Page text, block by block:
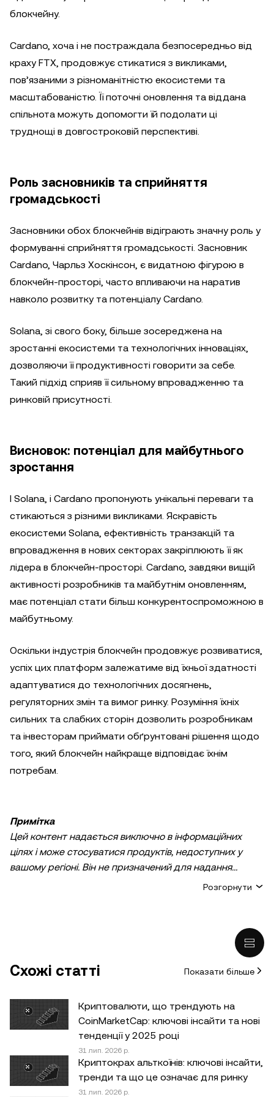
блокчейну.
Cardano, хоча і не постраждала безпосередньо від
краху FTX, продовжує стикатися з викликами,
пов’язаними з різноманітністю екосистеми та
масштабованістю. Її поточні оновлення та віддана
спільнота можуть допомогти їй подолати ці
труднощі в довгостроковій перспективі.
Роль засновників та сприйняття
громадськості
Засновники обох блокчейнів відіграють значну роль у
формуванні сприйняття громадськості. Засновник
Cardano, Чарльз Хоскінсон, є видатною фігурою в
блокчейн-просторі, часто впливаючи на наратив
навколо розвитку та потенціалу Cardano.
Solana, зі свого боку, більше зосереджена на
зростанні екосистеми та технологічних інноваціях,
дозволяючи її продуктивності говорити за себе.
Такий підхід сприяв її сильному впровадженню та
ринковій присутності.
Висновок: потенціал для майбутнього
зростання
І Solana, і Cardano пропонують унікальні переваги та
стикаються з різними викликами. Яскравість
екосистеми Solana, ефективність транзакцій та
впровадження в нових секторах закріплюють її як
лідера в блокчейн-просторі. Cardano, завдяки вищій
активності розробників та майбутнім оновленням,
має потенціал стати більш конкурентоспроможною в
майбутньому.
Оскільки індустрія блокчейн продовжує розвиватися,
успіх цих платформ залежатиме від їхньої здатності
адаптуватися до технологічних досягнень,
регуляторних змін та вимог ринку. Розуміння їхніх
сильних та слабких сторін дозволить розробникам
та інвесторам приймати обґрунтовані рішення щодо
того, який блокчейн найкраще відповідає їхнім
потребам.
Примітка
Цей контент надається виключно в інформаційних
цілях і може стосуватися продуктів, недоступних у
вашому регіоні. Він не призначений для надання
(i) порад або рекомендацій щодо інвестування;
стейблкоїнів, пов’язане з високим ризиком, а вартість
ретельно зважити, чи підходить вам торгівля
криптовалютними/цифровими активами або володіння
ними з огляду на свій фінансовий стан. Якщо у вас
виникнуть запитання щодо доречності будь-яких дій
за конкретних обставин, зверніться до юридичного,
податкового або інвестиційного консультанта.
Розгорнути
Схожі статті Показати більше
Криптовалюти, що трендують на
CoinMarketCap: ключові інсайти та нові
тенденції у 2025 році
31 лип. 2026 р.
Криптокрах альткоїнів: ключові інсайти,
тренди та що це означає для ринку
31 лип. 2026 р.